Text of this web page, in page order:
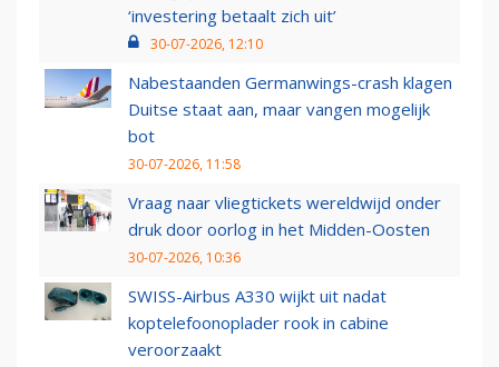
‘investering betaalt zich uit’
30-07-2026, 12:10
Nabestaanden Germanwings-crash klagen
Duitse staat aan, maar vangen mogelijk
bot
30-07-2026, 11:58
Vraag naar vliegtickets wereldwijd onder
druk door oorlog in het Midden-Oosten
30-07-2026, 10:36
SWISS-Airbus A330 wijkt uit nadat
koptelefoonoplader rook in cabine
veroorzaakt